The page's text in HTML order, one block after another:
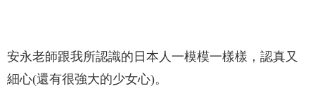
安永老師跟我所認識的日本人一模模一樣樣，認真又
細心(還有很強大的少女心)。